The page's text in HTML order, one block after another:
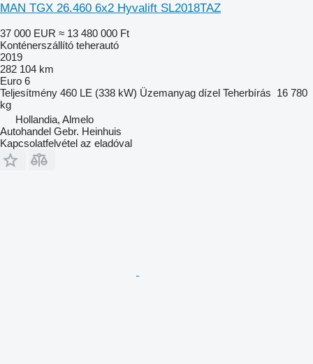
MAN TGX 26.460 6x2 Hyvalift SL2018TAZ
37 000 EUR ≈ 13 480 000 Ft
Konténerszállító teherautó
2019
282 104 km
Euro 6
Teljesítmény 460 LE (338 kW) Üzemanyag dízel Teherbírás 16 780
kg
Hollandia, Almelo
Autohandel Gebr. Heinhuis
Kapcsolatfelvétel az eladóval